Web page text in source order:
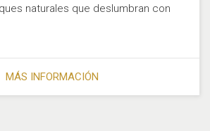
naturales que deslumbran con
MÁS INFORMACIÓN